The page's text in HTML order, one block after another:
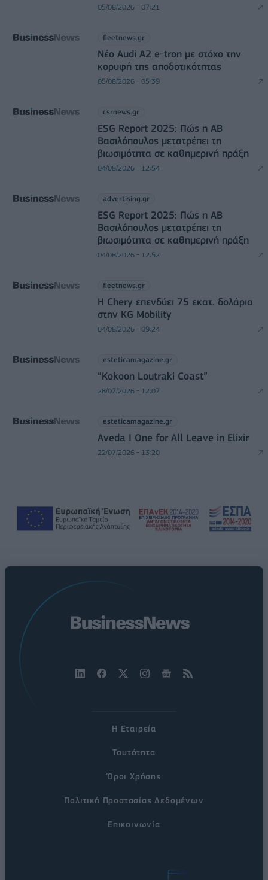
05/08/2026 - 07:21
fleetnews.gr
Νέο Audi A2 e-tron με στόχο την
κορυφή της αποδοτικότητας
05/08/2026 - 05:39
csrnews.gr
ESG Report 2025: Πώς η ΑΒ
Βασιλόπουλος μετατρέπει τη
βιωσιμότητα σε καθημερινή πράξη
04/08/2026 - 12:54
advertising.gr
ESG Report 2025: Πώς η ΑΒ
Βασιλόπουλος μετατρέπει τη
βιωσιμότητα σε καθημερινή πράξη
04/08/2026 - 12:52
fleetnews.gr
Η Chery επενδύει 75 εκατ. δολάρια
στην KG Mobility
04/08/2026 - 09:24
esteticamagazine.gr
“Kokoon Loutraki Coast”
28/07/2026 - 12:07
esteticamagazine.gr
Aveda I One for All Leave in Elixir
22/07/2026 - 13:20
Η Εταιρεία
Ταυτότητα
Όροι Χρήσης
Πολιτική Προστασίας Δεδομένων
Επικοινωνία